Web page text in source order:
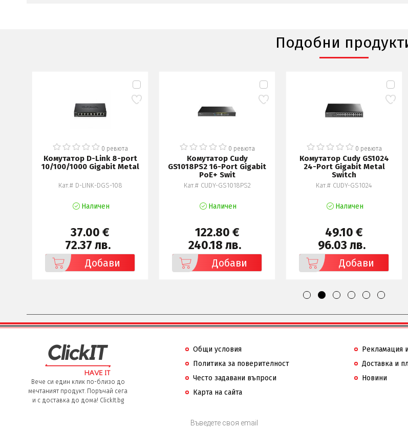
Подобни
0 ревюта
Комутатор D-Link 8-port
10/100/1000 Gigabit Metal
Кат.# D-LINK-DGS-108
Наличен
37.00 €
72.37 лв.
Добави
0 ревюта
Комутатор Cudy
GS1018PS2 16-Port Gigabit
PoE+ Swit
Кат.# CUDY-GS1018PS2
Наличен
122.80 €
240.18 лв.
Добави
0 ревюта
Комутатор Cudy GS1024
24-Port Gigabit Metal
Switch
Кат.# CUDY-GS1024
Наличен
49.10 €
96.03 лв.
Добави
Вече си един клик по-близо до
мечтаният продукт. Поръчай сега
и с доставка до дома! ClickIt.bg
Общи условия
Рекламация
Политика за поверителност
Доставка и
Често задавани въпроси
Новини
Карта на сайта